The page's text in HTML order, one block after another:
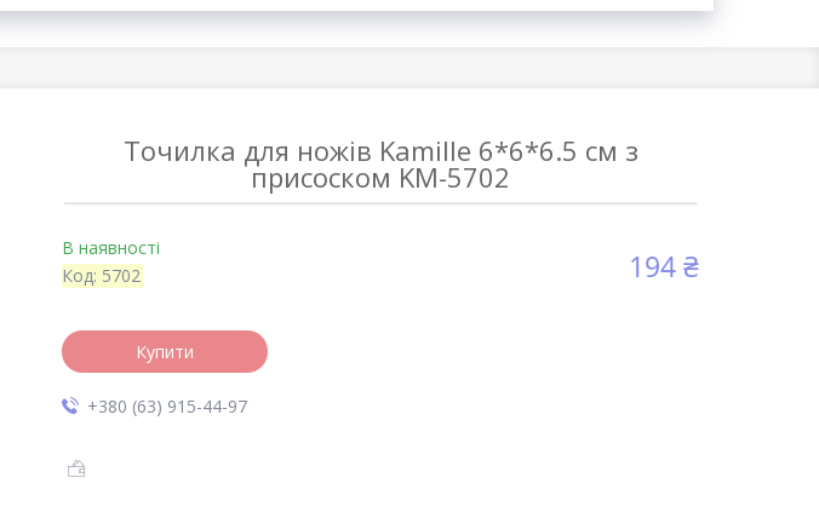
Точилка для ножів Kamille 6*6*6.5 см з
присоском KM-5702
В наявності
Код: 5702 194 ₴
Купити
+380 (63) 915-44-97